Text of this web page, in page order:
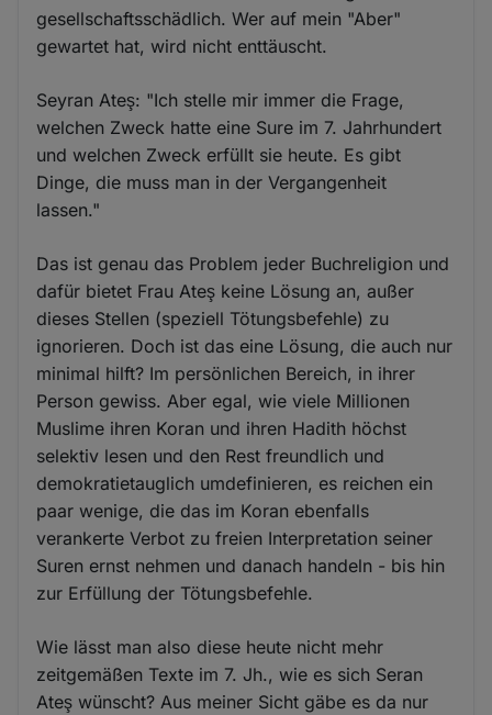
gesellschaftsschädlich. Wer auf mein "Aber"
gewartet hat, wird nicht enttäuscht.
Seyran Ateş: "Ich stelle mir immer die Frage,
welchen Zweck hatte eine Sure im 7. Jahrhundert
und welchen Zweck erfüllt sie heute. Es gibt
Dinge, die muss man in der Vergangenheit
lassen."
Das ist genau das Problem jeder Buchreligion und
dafür bietet Frau Ateş keine Lösung an, außer
dieses Stellen (speziell Tötungsbefehle) zu
ignorieren. Doch ist das eine Lösung, die auch nur
minimal hilft? Im persönlichen Bereich, in ihrer
Person gewiss. Aber egal, wie viele Millionen
Muslime ihren Koran und ihren Hadith höchst
selektiv lesen und den Rest freundlich und
demokratietauglich umdefinieren, es reichen ein
paar wenige, die das im Koran ebenfalls
verankerte Verbot zu freien Interpretation seiner
Suren ernst nehmen und danach handeln - bis hin
zur Erfüllung der Tötungsbefehle.
Wie lässt man also diese heute nicht mehr
zeitgemäßen Texte im 7. Jh., wie es sich Seran
Ateş wünscht? Aus meiner Sicht gäbe es da nur